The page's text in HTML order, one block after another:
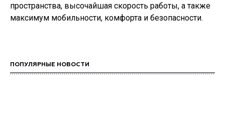
пространства, высочайшая скорость работы, а также
максимум мобильности, комфорта и безопасности.
ПОПУЛЯРНЫЕ НОВОСТИ